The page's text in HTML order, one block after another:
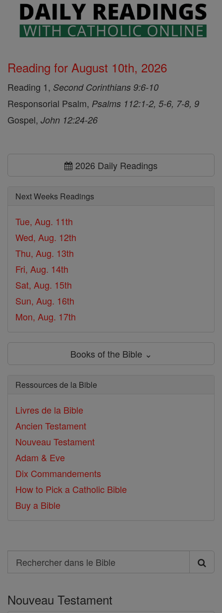
Reading for August 10th, 2026
Reading 1, Second Corinthians 9:6-10
Responsorial Psalm, Psalms 112:1-2, 5-6, 7-8, 9
Gospel, John 12:24-26
2026 Daily Readings
Next Weeks Readings
Tue, Aug. 11th
Wed, Aug. 12th
Thu, Aug. 13th
Fri, Aug. 14th
Sat, Aug. 15th
Sun, Aug. 16th
Mon, Aug. 17th
Books of the Bible ⌄
Ressources de la Bible
Livres de la Bible
Ancien Testament
Nouveau Testament
Adam & Eve
Dix Commandements
How to Pick a Catholic Bible
Buy a Bible
Search
Rechercher
le
Nouveau Testament